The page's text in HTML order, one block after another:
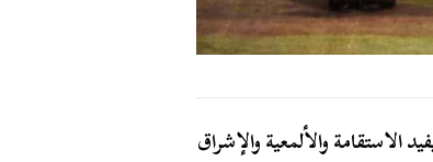
الاستقامة والألمعية والإشراق